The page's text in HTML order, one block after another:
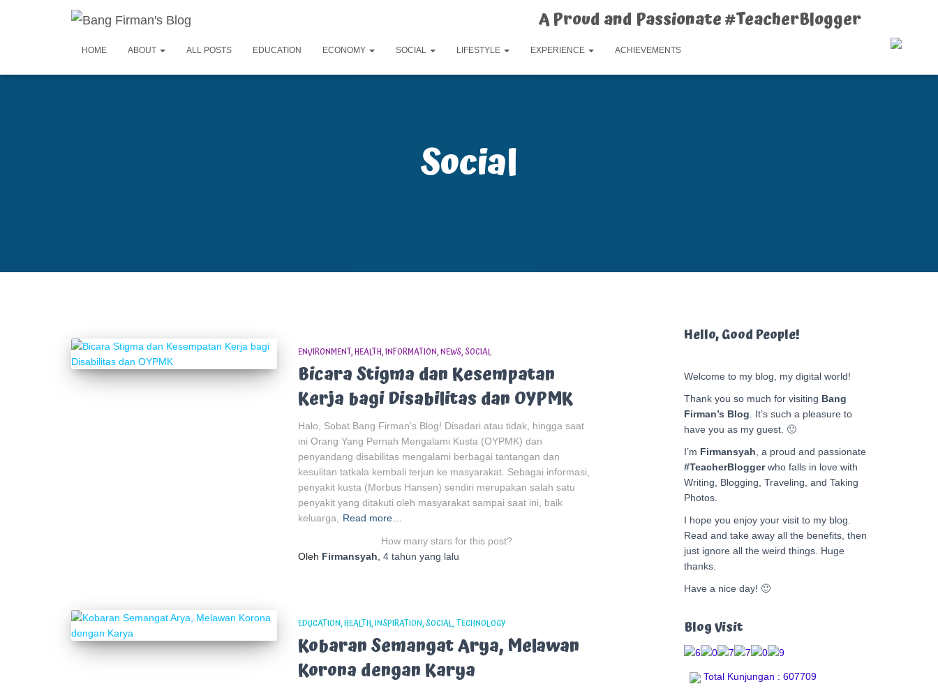
A Proud and Passionate #TeacherBlogger
HOME ABOUT ALL POSTS EDUCATION ECONOMY SOCIAL LIFESTYLE EXPERIENCE ACHIEVEMENTS
Social
ENVIRONMENT HEALTH INFORMATION NEWS SOCIAL
Bicara Stigma dan Kesempatan
Kerja bagi Disabilitas dan OYPMK
Halo, Sobat Bang Firman’s Blog! Disadari atau tidak, hingga saat
ini Orang Yang Pernah Mengalami Kusta (OYPMK) dan
penyandang disabilitas mengalami berbagai tantangan dan
kesulitan tatkala kembali terjun ke masyarakat. Sebagai informasi,
penyakit kusta (Morbus Hansen) sendiri merupakan salah satu
penyakit yang ditakuti oleh masyarakat sampai saat ini, baik
keluarga,
Read more…
How many stars for this post?
Oleh Firmansyah 4 tahun yang lalu
EDUCATION HEALTH INSPIRATION SOCIAL TECHNOLOGY
Kobaran Semangat Arya, Melawan
Korona dengan Karya
Hello, Good People!
Welcome to my blog, my digital world!
Thank you so much for visiting Bang
Firman’s Blog . It’s such a pleasure to
have you as my guest. 🙂
I’m Firmansyah , a proud and passionate
#TeacherBloggerwho falls in love with
Writing, Blogging, Traveling, and Taking
Photos.
I hope you enjoy your visit to my blog.
Read and take away all the benefits, then
just ignore all the weird things. Huge
thanks.
Have a nice day! 🙂
Blog Visit
Total Kunjungan : 607709